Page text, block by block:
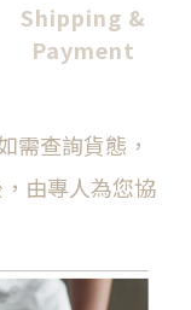
Shipping &
Payment
需查詢貨態，
由專人為您協